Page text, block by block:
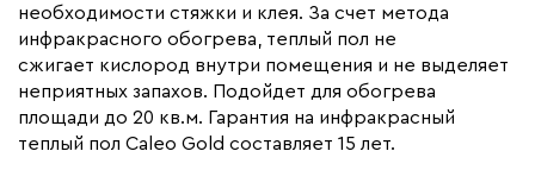
Страна производства
Гарантия (год) 15
Срок службы(год)
Вес (кг)
необходимости стяжки и клея. За счет метода
инфракрасного обогрева, теплый пол не
сжигает кислород внутри помещения и не выделяет
неприятных запахов. Подойдет для обогрева
площади до 20 кв.м. Гарантия на инфракрасный
теплый пол Caleo Gold составляет 15 лет.